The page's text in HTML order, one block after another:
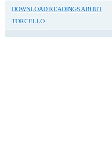
DOWNLOAD READINGS ABOUT
TORCELLO